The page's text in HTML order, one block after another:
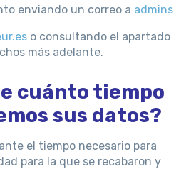
enviando un correo a admins
o consultando el apartado
más adelante.
cuánto tiempo
sus datos?
el tiempo necesario para
para la que se recabaron y